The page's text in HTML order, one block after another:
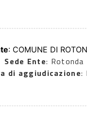
: COMUNE DI
Sede Ente: Rotonda
di aggiudicazione: